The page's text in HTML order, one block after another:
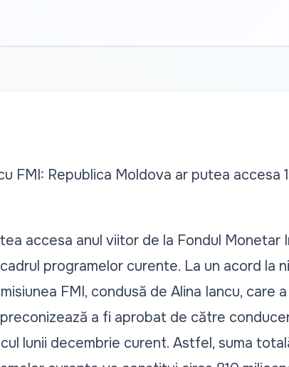
FMI: Republica Moldova ar putea accesa
accesa anul viitor de la Fondul Monetar
programelor curente. La un acord la
FMI, condusă de Alina Iancu, care
a fi aprobat de către
lunii decembrie curent. Astfel, suma